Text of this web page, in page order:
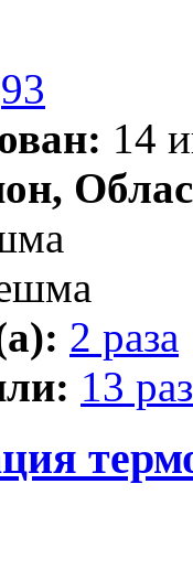
93
14
2 раза
13 раз